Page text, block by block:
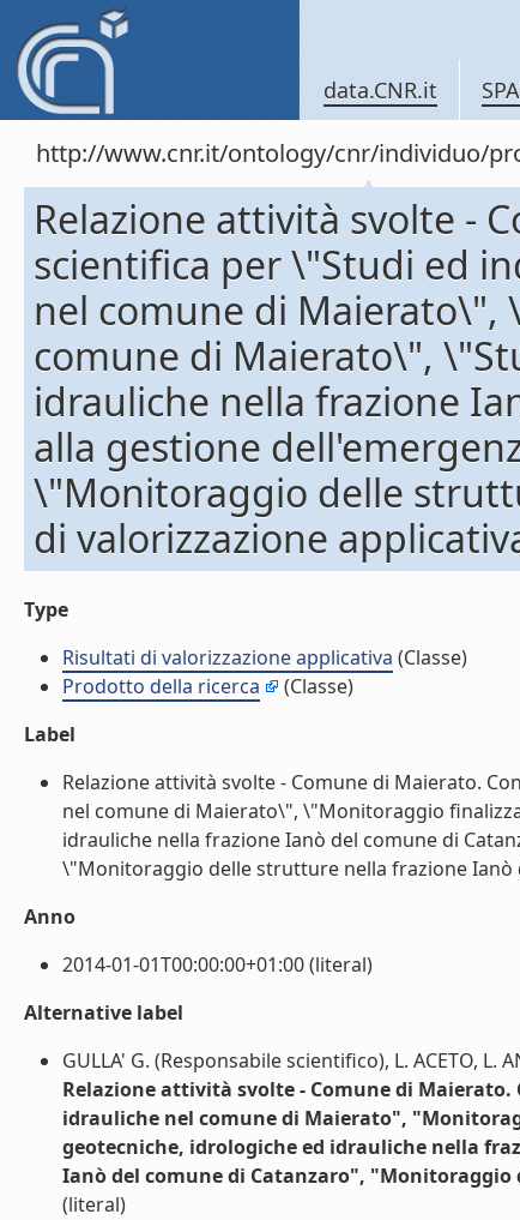
data.CNR.it
http://www.cnr.it/ontology/cnr/individuo/
Relazione attività svolte -
scientifica per \"Studi ed
nel comune di Maierato\",
comune di Maierato\",
idrauliche nella frazione
alla gestione
\"Monitoraggio delle
di valorizzazione
Type
Risultati di valorizzazione applicativa (Classe)
Prodotto della ricerca
(Classe)
Label
Relazione attività svolte - Comune di Maierato.
nel comune di Maierato\", \"Monitoraggio
idrauliche nella frazione Ianò del comune di
\"Monitoraggio delle strutture nella frazione Ianò
Anno
2014-01-01T00:00:00+01:00 (literal)
Alternative label
GULLA' G. (Responsabile scientifico), L. ACETO, L.
Relazione attività svolte - Comune di
idrauliche nel comune di Maierato",
geotecniche, idrologiche ed idrauliche nella
Ianò del comune di Catanzaro",
(literal)